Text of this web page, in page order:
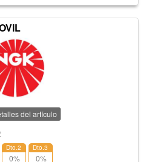
del artículo
Dto.2
0%
Dto.3
0%